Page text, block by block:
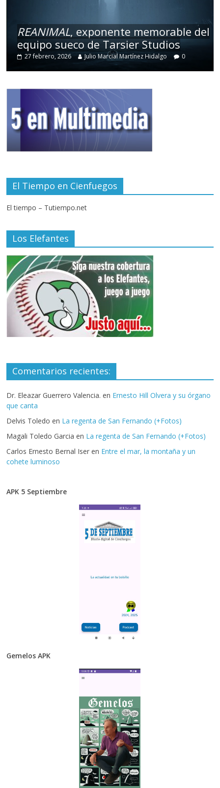
REANIMAL, exponente memorable del
equipo sueco de Tarsier Studios
27 febrero, 2026 Julio Marcial Martínez Hidalgo 0
El Tiempo en Cienfuegos
El tiempo – Tutiempo.net
Los Elefantes
Comentarios recientes:
Dr. Eleazar Guerrero Valencia. en Ernesto Hill Olvera y su órgano
que canta
Delvis Toledo en La regenta de San Fernando (+Fotos)
Magali Toledo Garcia en La regenta de San Fernando (+Fotos)
Carlos Ernesto Bernal Iser en Entre el mar, la montaña y un
cohete luminoso
APK 5 Septiembre
Gemelos APK